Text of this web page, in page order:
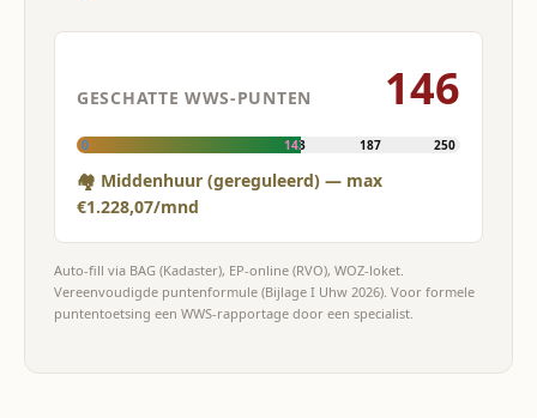
GESCHATTE WWS-PUNTEN 146
0 143 187 250
🏘 Middenhuur (gereguleerd) — max
€1.228,07/mnd
Auto-fill via BAG (Kadaster), EP-online (RVO), WOZ-loket.
Vereenvoudigde puntenformule (Bijlage I Uhw 2026). Voor formele
puntentoetsing een WWS-rapportage door een specialist.